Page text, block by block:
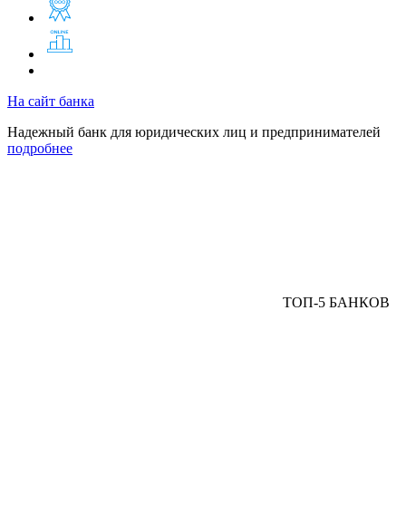
На сайт банка
Надежный банк для юридических лиц и предпринимателей
подробнее
ТОП-5 БАНКОВ